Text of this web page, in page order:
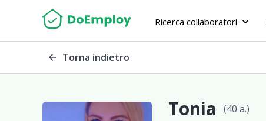
Ricerca collaboratori keyboard_arrow_down
arrow_back Torna indietro
Tonia (40 a.)